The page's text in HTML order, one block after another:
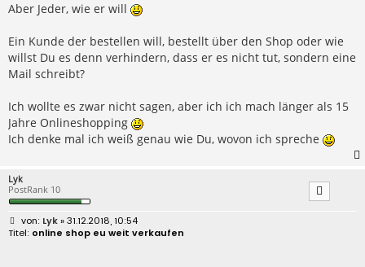
Aber Jeder, wie er will
Ein Kunde der bestellen will, bestellt über den Shop oder wie
willst Du es denn verhindern, dass er es nicht tut, sondern eine
Mail schreibt?
Ich wollte es zwar nicht sagen, aber ich ich mach länger als 15
Jahre Onlineshopping
Ich denke mal ich weiß genau wie Du, wovon ich spreche
Lyk
PostRank 10
B
e
i
Lyk» 31.12.2018, 10:54
online shop eu weit verkaufen